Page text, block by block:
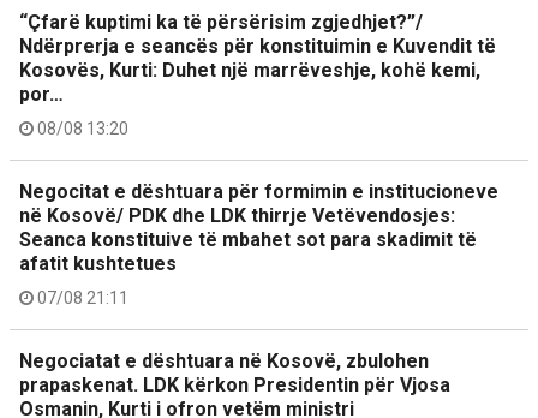
“Çfarë kuptimi ka të përsërisim zgjedhjet?”/
Ndërprerja e seancës për konstituimin e Kuvendit të
Kosovës, Kurti: Duhet një marrëveshje, kohë kemi,
por…
08/08 13:20
Negocitat e dështuara për formimin e institucioneve
në Kosovë/ PDK dhe LDK thirrje Vetëvendosjes:
Seanca konstituive të mbahet sot para skadimit të
afatit kushtetues
07/08 21:11
Negociatat e dështuara në Kosovë, zbulohen
prapaskenat. LDK kërkon Presidentin për Vjosa
Osmanin, Kurti i ofron vetëm ministri